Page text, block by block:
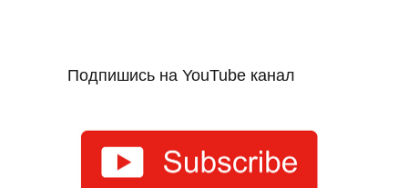
Подпишись на YouTube канал